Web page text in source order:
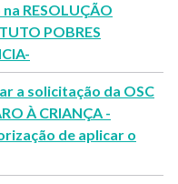
RESOLUÇÃO
POBRES
a solicitação da OSC
À CRIANÇA -
de aplicar o